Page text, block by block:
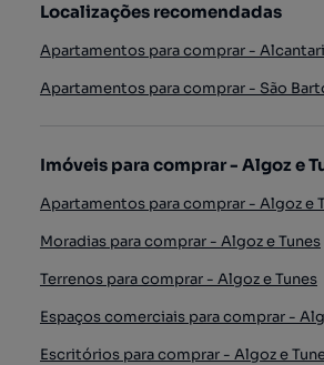
Localizações recomendadas
Apartamentos para comprar -
Apartamentos para comprar - São
Imóveis para comprar - Algoz e
Apartamentos para comprar - Algoz e
Moradias para comprar - Algoz e Tunes
Terrenos para comprar - Algoz e Tunes
Espaços comerciais para comprar -
Escritórios para comprar - Algoz e